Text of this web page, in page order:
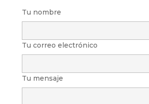
Tu nombre
Tu correo electrónico
Tu mensaje